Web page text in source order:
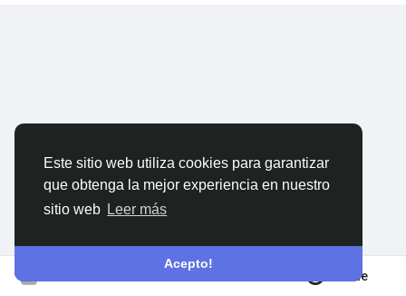
Este sitio web utiliza cookies para garantizar
que obtenga la mejor experiencia en nuestro
sitio web Leer más
Acepto!
Únete
Buscador MundoReformas